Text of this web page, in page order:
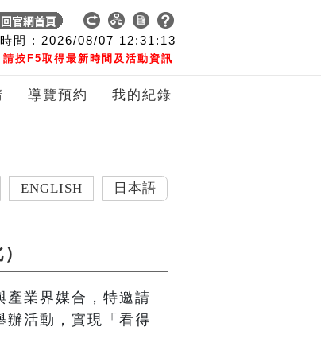
間 : 2026/08/07 12:31:14
按F5取得最新時間及活動資訊
導覽預約 我的紀錄
日本語
產業界媒合，特邀請
辦活動，實現「看得